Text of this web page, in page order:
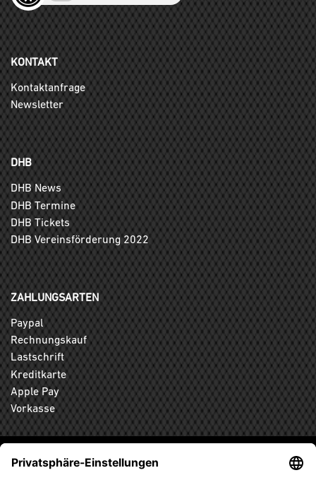
KONTAKT
Kontaktanfrage
Newsletter
DHB
DHB News
DHB Termine
DHB Tickets
DHB Vereinsförderung 2022
ZAHLUNGSARTEN
Paypal
Rechnungskauf
Lastschrift
Kreditkarte
Apple Pay
Vorkasse
ABONNIEREN SIE DEN KOSTENLOSEN DHB-FANSHOP
NEWSLETTER UND VERPASSEN SIE KEINE NEUIGKEIT ODER